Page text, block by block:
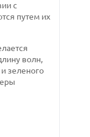
с
путем их
волн,
зеленого